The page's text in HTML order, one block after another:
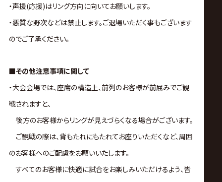
・声援(応援)はリング方向に向いてお願いします。
・悪質な野次などは禁止します。ご退場いただく事もございます
のでご了承ください。
■その他注意事項に関して
・大会会場では、座席の構造上、前列のお客様が前屈みでご観
戦されますと、
後方のお客様からリングが見えづらくなる場合がございます。
ご観戦の際は、背もたれにもたれてお座りいただくなど、周囲
のお客様へのご配慮をお願いいたします。
すべてのお客様に快適に試合をお楽しみいただけるよう、皆